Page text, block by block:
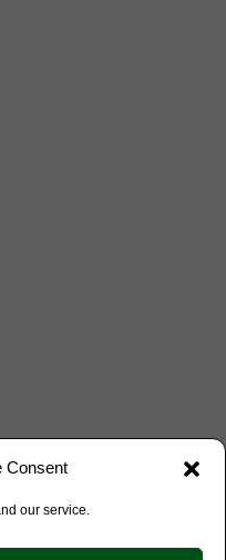
Consent
our service.